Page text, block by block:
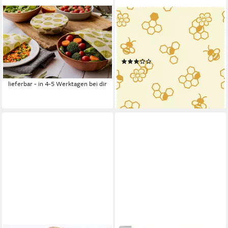
NUTS
Bienenwachstuch veganes
Pflanzenwachstuch, 1-tlg.,
vegan, umweltschonend und
wiederverwendbar
ab 6,90 €
lieferbar - in 4-5 Werktagen bei dir
NUTS
Bienenwachstücher, 1-tlg.,
natürlich und
wiederverwendbar
6,90 €
lieferbar - in 4-5 Werktagen bei dir